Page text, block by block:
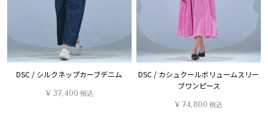
DSC / シルクネップカーブデニム
¥ 37,400 税込
DSC / カシュクールボリュームスリー
ブワンピース
¥74,800 税込